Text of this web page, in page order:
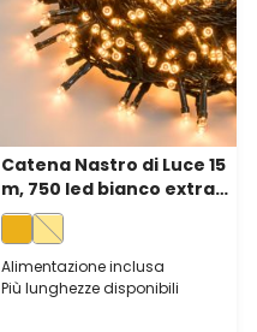
Catena Nastro di Luce 15
m, 750 led bianco extra
caldo, cavo verde
Alimentazione inclusa
Più lunghezze disponibili